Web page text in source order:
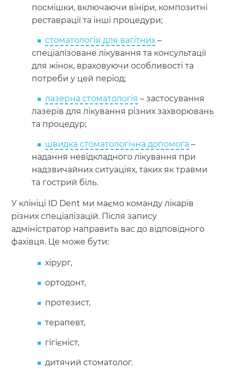
посмішки, включаючи вініри, композитні
реставрації та інші процедури;
стоматологія для вагітних –
спеціалізоване лікування та консультації
для жінок, враховуючи особливості та
потреби у цей період;
лазерна стоматологія – застосування
лазерів для лікування різних захворювань
та процедур;
швидка стоматологічна допомога –
надання невідкладного лікування при
надзвичайних ситуаціях, таких як травми
та гострий біль.
У клініці ID Dent ми маємо команду лікарів
різних спеціалізацій. Після запису
адміністратор направить вас до відповідного
фахівця. Це може бути:
хірург,
ортодонт,
протезист,
терапевт,
гігієніст,
дитячий стоматолог.